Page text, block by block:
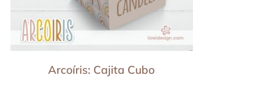
Arcoíris: Cajita Cubo